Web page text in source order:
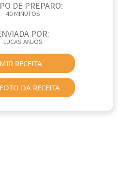
DE PREPARO:
40 MINUTOS
POR:
LUCAS ANJOS
RECEITA
DA RECEITA